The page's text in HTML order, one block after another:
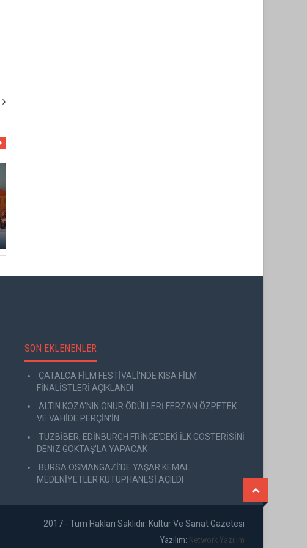
SON EKLENENLER
ÇATALCA FİLM FESTİVALİ'NDE KISA FİLM
FİNALİSTLERİ AÇIKLANDI
ALTIN KOZA'NIN ONUR ÖDÜLLERİ FERZAN ÖZPETEK
VE VAHİDE PERÇİN'İN
TUZBİBER, EDİNBURGH FRİNGE'DEKİ İLK GÖSTERİSİNİ
DENİZ GÖKTAŞ'LA YAPACAK
BURSA OSMANGAZİ'DE YAŞAR KEMAL
MEDENİYETLER KÜTÜPHANESİ AÇILDI
2017 - Tüm Hakları Saklıdır. Kültür Ve Sanat Gazetesi
Yazılım: Network Yazılım